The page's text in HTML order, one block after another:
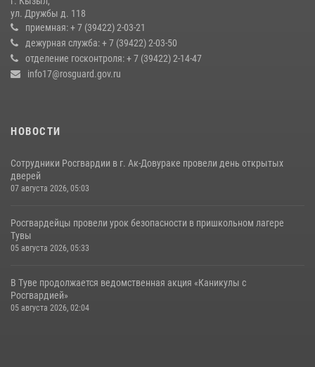
Кызылчанин поблагодарил сотрудников Росгвардии за
оперативное реагирование в решении конфликтной ситуации
17 июля 2026, 07:22 1
ул. Дружбы д. 118
приемная: + 7 (39422) 2-03-21
дежурная служба: + 7 (39422) 2-03-50
отделение госконтроля: + 7 (39422) 2-14-47
info17@rosguard.gov.ru
НОВОСТИ
Сотрудники Росгвардии в г. Ак-Довураке провели день открытых
дверей
07 августа 2026, 05:03
Росгвардейцы провели урок безопасности в пришкольном лагере
Тувы
05 августа 2026, 05:33
В Туве продолжается ведомственная акция «Каникулы с
Росгвардией»
05 августа 2026, 02:04